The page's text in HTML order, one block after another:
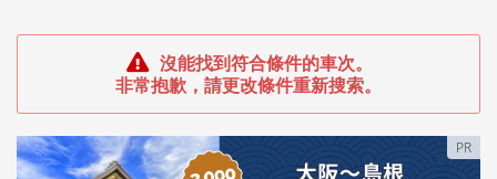
沒能找到符合條件的車次。
非常抱歉，請更改條件重新搜索。
PR